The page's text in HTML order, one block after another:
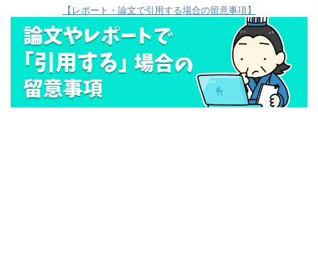
【レポート・論文で引用する場合の留意事項】